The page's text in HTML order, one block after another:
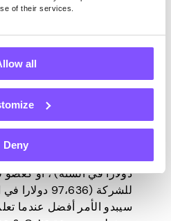
of their services.
all
Deny
لم يكن تعشيش نفسك
جذابا من قبل! تعد
الدول ذات أعلى متوسط
بالتأكيد تستحق مكانا في هذه
إذا تمكنت من التوفيق بين
دولارا في السنة) ، أو
للشركة
سيبدو الأمر أفضل عندما